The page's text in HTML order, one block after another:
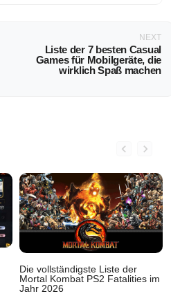
NEXT
Liste der 7 besten Casual
Games für Mobilgeräte, die
wirklich Spaß machen
Die vollständigste Liste der
Mortal Kombat PS2 Fatalities im
Jahr 2026